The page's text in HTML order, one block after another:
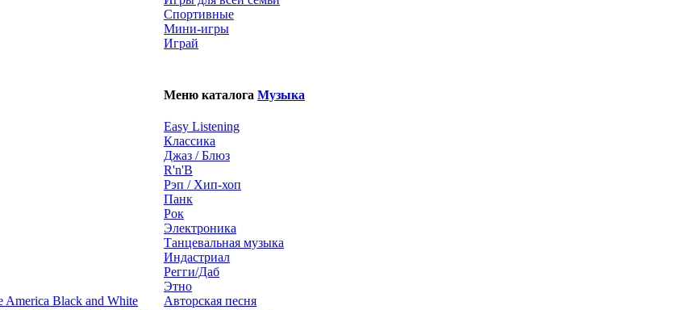
Спортивные
Мини-игры
Играй
Black and White
Меню каталога Музыка
Easy Listening
Классика
Джаз / Блюз
R'n'B
Рэп / Хип-хоп
Панк
Рок
Электроника
Танцевальная музыка
Индастриал
Регги/Даб
Этно
Авторская песня